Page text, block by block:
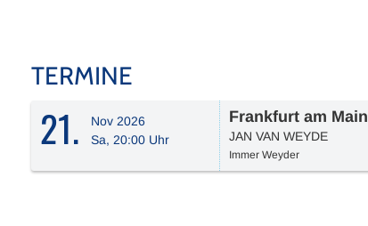
TERMINE
21.
Nov 2026
Sa, 20:00 Uhr
Frankfurt am Main
JAN VAN WEYDE
Immer Weyder